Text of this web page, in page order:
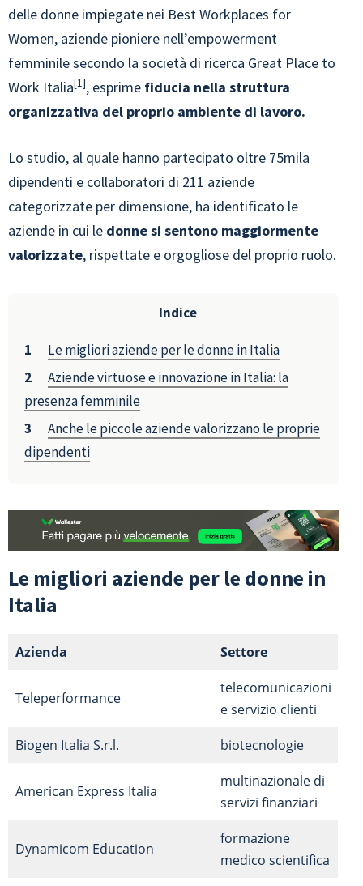
delle donne impiegate nei Best Workplaces for
Women, aziende pioniere nell’empowerment
femminile secondo la società di ricerca Great Place to
Work Italia 1 , esprime fiducia nella struttura
organizzativa del proprio ambiente di lavoro.
Lo studio, al quale hanno partecipato oltre 75mila
dipendenti e collaboratori di 211 aziende
categorizzate per dimensione, ha identificato le
aziende in cui le donne si sentono maggiormente
valorizzate, rispettate e orgogliose del proprio ruolo.
Indice
Le migliori aziende per le donne in Italia
Aziende virtuose e innovazione in Italia: la
presenza femminile
Anche le piccole aziende valorizzano le proprie
dipendenti
Le migliori aziende per le donne in
Italia
Azienda Settore
Teleperformance
telecomunicazioni
e servizio clienti
Biogen Italia S.r.l.
biotecnologie
American Express Italia
multinazionale di
servizi finanziari
Dynamicom Education
formazione
medico scientifica